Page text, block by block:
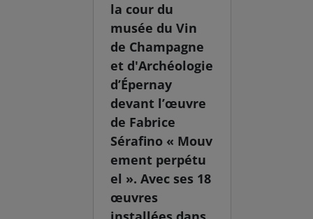
la cour du
musée du Vin
de Champagne
et d'Archéologie
d’Épernay
devant l’œuvre
de Fabrice
Sérafino « Mouv
ement perpétu
el ». Avec ses 18
œuvres